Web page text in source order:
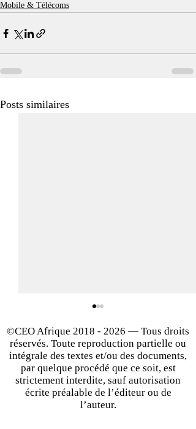
Mobile & Télécoms
Posts similaires
Big bang sur le marché
©CEO Afrique 2018 - 2026 — Tous droits
réservés. Toute reproduction partielle ou
intégrale des textes et/ou des documents,
par quelque procédé que ce soit, est
strictement interdite, sauf autorisation
écrite préalable de l’éditeur ou de
l’auteur.